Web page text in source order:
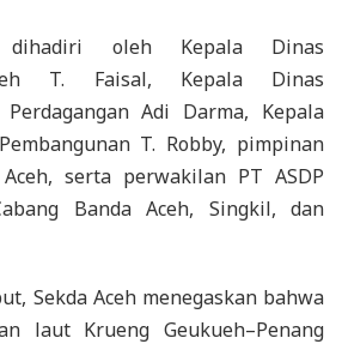
dihadiri oleh Kepala Dinas
T. Faisal, Kepala Dinas
Adi Darma, Kepala
T. Robby, pimpinan
serta perwakilan PT ASDP
Banda Aceh, Singkil, dan
Sekda Aceh menegaskan bahwa
laut Krueng Geukueh–Penang